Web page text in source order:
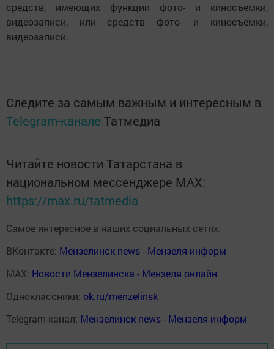
средств, имеющих функции фото- и киносъемки,
видеозаписи, или средств фото- и киносъемки,
видеозаписи.
Следите за самым важным и интересным в
Telegram-канале Татмедиа
Читайте новости Татарстана в
национальном мессенджере MАХ:
https://max.ru/tatmedia
Самое интересное в наших социальных сетях:
ВКонтакте: Мензелинск news - Мензеля-информ
MAX: Новости Мензелинска - Мензеля онлайн
Одноклассники: ok.ru/menzelinsk
Telegram-канал: Мензелинск news - Мензеля-информ